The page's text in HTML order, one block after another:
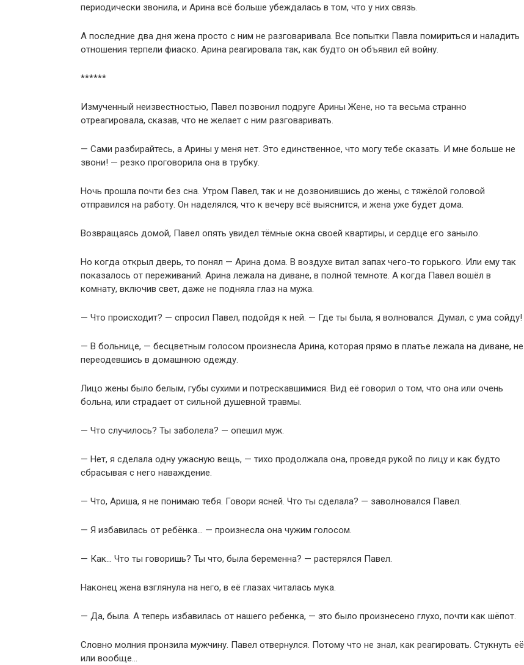
периодически звонила, и Арина всё больше убеждалась в том, что у них связь.
А последние два дня жена просто с ним не разговаривала. Все попытки Павла помириться и наладить
отношения терпели фиаско. Арина реагировала так, как будто он объявил ей войну.
******
Измученный неизвестностью, Павел позвонил подруге Арины Жене, но та весьма странно
отреагировала, сказав, что не желает с ним разговаривать.
— Сами разбирайтесь, а Арины у меня нет. Это единственное, что могу тебе сказать. И мне больше не
звони! — резко проговорила она в трубку.
Ночь прошла почти без сна. Утром Павел, так и не дозвонившись до жены, с тяжёлой головой
отправился на работу. Он наделялся, что к вечеру всё выяснится, и жена уже будет дома.
Возвращаясь домой, Павел опять увидел тёмные окна своей квартиры, и сердце его заныло.
Но когда открыл дверь, то понял — Арина дома. В воздухе витал запах чего-то горького. Или ему так
показалось от переживаний. Арина лежала на диване, в полной темноте. А когда Павел вошёл в
комнату, включив свет, даже не подняла глаз на мужа.
— Что происходит? — спросил Павел, подойдя к ней. — Где ты была, я волновался. Думал, с ума сойду!
— В больнице, — бесцветным голосом произнесла Арина, которая прямо в платье лежала на диване, не
переодевшись в домашнюю одежду.
Лицо жены было белым, губы сухими и потрескавшимися. Вид её говорил о том, что она или очень
больна, или страдает от сильной душевной травмы.
— Что случилось? Ты заболела? — опешил муж.
— Нет, я сделала одну ужасную вещь, — тихо продолжала она, проведя рукой по лицу и как будто
сбрасывая с него наваждение.
— Что, Ариша, я не понимаю тебя. Говори ясней. Что ты сделала? — заволновался Павел.
— Я избавилась от ребёнка… — произнесла она чужим голосом.
— Как… Что ты говоришь? Ты что, была беременна? — растерялся Павел.
Наконец жена взглянула на него, в её глазах читалась мука.
— Да, была. А теперь избавилась от нашего ребенка, — это было произнесено глухо, почти как шёпот.
Словно молния пронзила мужчину. Павел отвернулся. Потому что не знал, как реагировать. Стукнуть её
или вообще…